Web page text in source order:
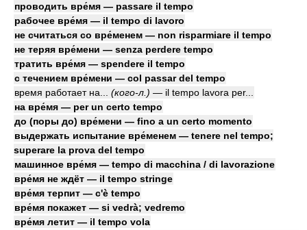
проводить вре́мя — passare il tempo
рабочее вре́мя — il tempo di lavoro
не считаться со вре́менем — non risparmiare il tempo
не теряя вре́мени — senza perdere tempo
тратить вре́мя — spendere il tempo
с течением вре́мени — col passar del tempo
время работает на... (кого-л.) — il tempo lavora per...
на вре́мя — per un certo tempo
до (поры до) вре́мени — fino a un certo momento
выдержать испытание вре́менем — tenere nel tempo;
superare la prova del tempo
машинное вре́мя — tempo di macchina / di lavorazione
вре́мя не ждёт — il tempo stringe
вре́мя терпит — c'è tempo
вре́мя покажет — si vedrà; vedremo
вре́мя летит — il tempo vola